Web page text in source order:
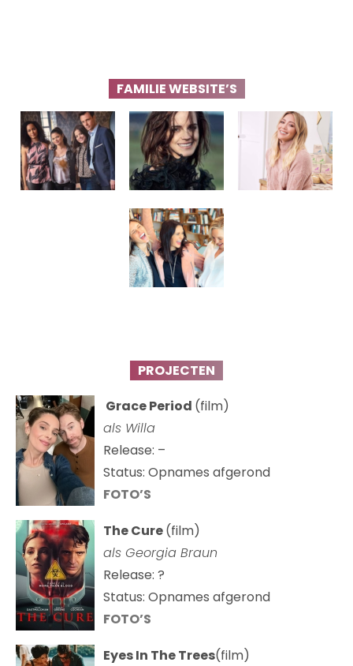
FAMILIE WEBSITE’S
PROJECTEN
Grace Period (film)
als Willa
Release: –
Status: Opnames afgerond
FOTO’S
The Cure(film)
als Georgia Braun
Release: ?
Status: Opnames afgerond
FOTO’S
Eyes In The Trees(film)